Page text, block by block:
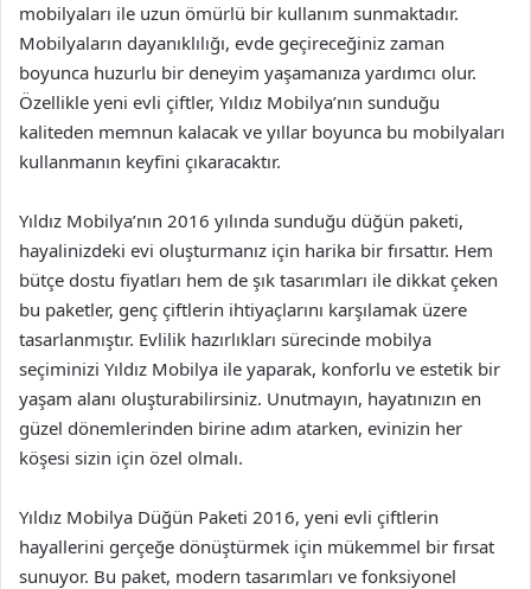
mobilyaları ile uzun ömürlü bir kullanım sunmaktadır.
Mobilyaların dayanıklılığı, evde geçireceğiniz zaman
boyunca huzurlu bir deneyim yaşamanıza yardımcı olur.
Özellikle yeni evli çiftler, Yıldız Mobilya’nın sunduğu
kaliteden memnun kalacak ve yıllar boyunca bu mobilyaları
kullanmanın keyfini çıkaracaktır.
Yıldız Mobilya’nın 2016 yılında sunduğu düğün paketi,
hayalinizdeki evi oluşturmanız için harika bir fırsattır. Hem
bütçe dostu fiyatları hem de şık tasarımları ile dikkat çeken
bu paketler, genç çiftlerin ihtiyaçlarını karşılamak üzere
tasarlanmıştır. Evlilik hazırlıkları sürecinde mobilya
seçiminizi Yıldız Mobilya ile yaparak, konforlu ve estetik bir
yaşam alanı oluşturabilirsiniz. Unutmayın, hayatınızın en
güzel dönemlerinden birine adım atarken, evinizin her
köşesi sizin için özel olmalı.
Yıldız Mobilya Düğün Paketi 2016, yeni evli çiftlerin
hayallerini gerçeğe dönüştürmek için mükemmel bir fırsat
sunuyor. Bu paket, modern tasarımları ve fonksiyonel